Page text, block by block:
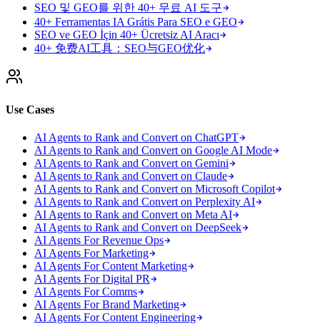
SEO 및 GEO를 위한 40+ 무료 AI 도구
40+ Ferramentas IA Grátis Para SEO e GEO
SEO ve GEO İçin 40+ Ücretsiz AI Aracı
40+ 免费AI工具：SEO与GEO优化
Use Cases
AI Agents to Rank and Convert on ChatGPT
AI Agents to Rank and Convert on Google AI Mode
AI Agents to Rank and Convert on Gemini
AI Agents to Rank and Convert on Claude
AI Agents to Rank and Convert on Microsoft Copilot
AI Agents to Rank and Convert on Perplexity AI
AI Agents to Rank and Convert on Meta AI
AI Agents to Rank and Convert on DeepSeek
AI Agents For Revenue Ops
AI Agents For Marketing
AI Agents For Content Marketing
AI Agents For Digital PR
AI Agents For Comms
AI Agents For Brand Marketing
AI Agents For Content Engineering